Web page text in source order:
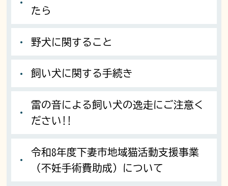
たら
野犬に関すること
飼い犬に関する手続き
雷の音による飼い犬の逸走にご注意く
ださい!!
令和8年度下妻市地域猫活動支援事業
（不妊手術費助成）について